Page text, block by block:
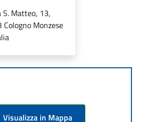
S. Matteo, 13,
Cologno Monzese
Visualizza in Mappa